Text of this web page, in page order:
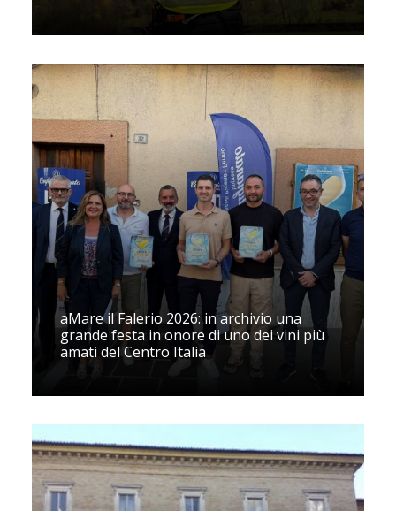
aMare il Falerio 2026: in archivio una
grande festa in onore di uno dei vini più
amati del Centro Italia